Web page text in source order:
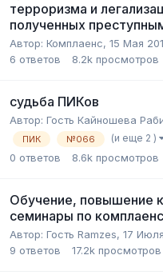
терроризма и
полученных
Автор: Комплаенс, 15 Мая
6 ответов 8.2k просмотров
судьба ПИКов
Автор: Гость Кайношева
ПИК №066 (и еще 2 )
0 ответов 8.6k просмотров
Обучение, повышение
семинары по
Автор: Гость Ramzes, 17
9 ответов 17.2k просмотров